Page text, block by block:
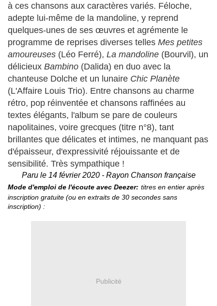
à ces chansons aux caractères variés. Féloche,
adepte lui-même de la mandoline, y reprend
quelques-unes de ses œuvres et agrémente le
programme de reprises diverses telles Mes petites
amoureuses (Léo Ferré), La mandoline (Bourvil), un
délicieux Bambino (Dalida) en duo avec la
chanteuse Dolche et un lunaire Chic Planète
(L'Affaire Louis Trio). Entre chansons au charme
rétro, pop réinventée et chansons raffinées au
textes élégants, l'album se pare de couleurs
napolitaines, voire grecques (titre n°8), tant
brillantes que délicates et intimes, ne manquant pas
d'épaisseur, d'expressivité réjouissante et de
sensibilité. Très sympathique !
Paru le 14 février 2020 - Rayon Chanson française
Mode d'emploi de l'écoute avec Deezer: titres en entier après
inscription gratuite (ou en extraits de 30 secondes sans
inscription) :
Publicité